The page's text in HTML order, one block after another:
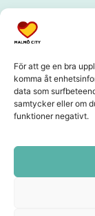
För att ge en bra
komma åt
data som
samtycker eller om
funktioner negativt.